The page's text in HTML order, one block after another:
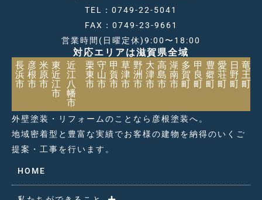
TEL：0749-22-5041
FAX：0749-23-9661
営業時間(日曜定休)9:00〜18:00
対応エリアは滋賀県全域
長
浜
市
彦
根
市
米
原
市
東
近
江
市
近
江
八
幡
市
栗
東
市
守
山
市
甲
賀
市
草
津
市
野
洲
市
大
津
市
高
島
市
湖
南
市
多
賀
町
甲
良
町
豊
郷
町
愛
荘
町
日
野
町
竜
王
町
外壁塗装・リフォームのことなら彦根塗装へ。
地域密着型と豊富な実績でお客様の建物を納得のいくご
提案・工事を行います。
HOME